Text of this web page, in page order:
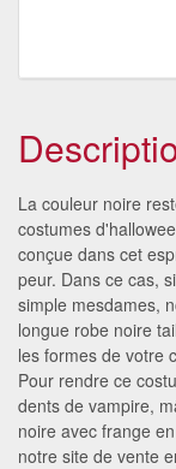
La couleur noire
costumes
conçue dans cet
peur. Dans ce cas,
simple mesdames,
longue robe noire
les formes de votre
Pour rendre ce
dents de vampire,
noire avec frange
notre site de vente